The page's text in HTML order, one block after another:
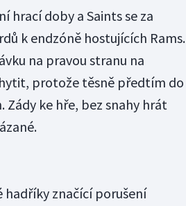
hrací doby a Saints se za
k endzóně hostujících Rams.
na pravou stranu na
protože těsně předtím do
ke hře, bez snahy hrát
hadříky značící porušení